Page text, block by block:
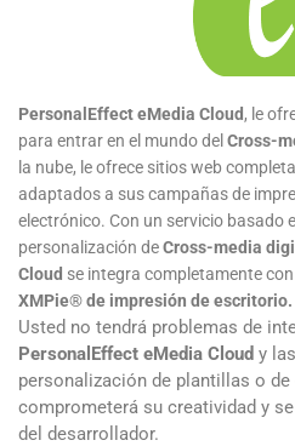
PersonalEffect eMedia Cloud , le
para entrar en el mundo delCross-
la nube, le ofrece sitios web
adaptados a sus campañas de
electrónico. Con un servicio basado
personalización deCross-media
Cloud se integra completamente
XMPie®de impresión de escritorio.
Usted no tendrá problemas de
PersonalEffect eMedia Cloudy
personalización de plantillas o de
comprometerá su creatividad y
del desarrollador.